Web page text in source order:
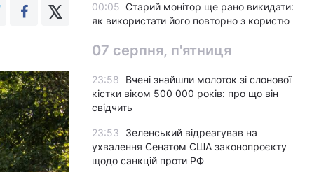
00:05 Старий монітор ще рано викидати:
як використати його повторно з користю
07 серпня, п'ятниця
23:58
Вчені знайшли молоток зі слонової
кістки віком 500 000 років: про що він
свідчить
23:53
Зеленський відреагував на
ухвалення Сенатом США законопроєкту
щодо санкцій проти РФ